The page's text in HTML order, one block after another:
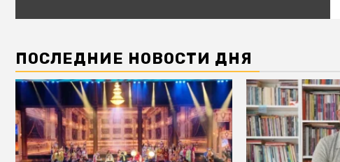
ПОСЛЕДНИЕ НОВОСТИ ДНЯ